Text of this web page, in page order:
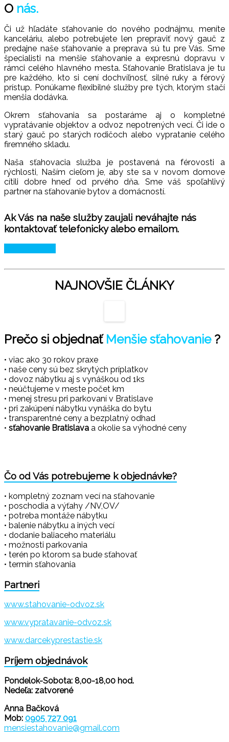
O nás.
Či už hľadáte sťahovanie do nového podnájmu, meníte
kanceláriu, alebo potrebujete len prepraviť nový gauč z
predajne naše sťahovanie a preprava sú tu pre Vás. Sme
špecialisti na menšie sťahovanie a expresnú dopravu v
rámci celého hlavného mesta. Sťahovanie Bratislava je tu
pre každého, kto si cení dochvíľnosť, silné ruky a férový
prístup. Ponúkame flexibilné služby pre tých, ktorým stačí
menšia dodávka.
Okrem sťahovania sa postaráme aj o kompletné
vypratávanie objektov a odvoz nepotrených vecí. Či ide o
starý gauč po starých rodičoch alebo vypratanie celého
firemného skladu.
Naša sťahovacia služba je postavená na férovosti a
rýchlosti, Naším cieľom je, aby ste sa v novom domove
cítili dobre hneď od prvého dňa. Sme váš spoľahlivý
partner na sťahovanie bytov a domácností.
Ak Vás na naše služby zaujali neváhajte nás
kontaktovať telefonicky alebo emailom.
NAJNOVŠIE ČLÁNKY
Prečo si objednať Menšie sťahovanie ?
• viac ako 30 rokov praxe
• naše ceny sú bez skrytých príplatkov
• dovoz nábytku aj s vynáškou od 1ks
• neúčtujeme v meste počet km
• menej stresu pri parkovaní v Bratislave
• pri zakúpení nábytku vynáška do bytu
• transparentné ceny a bezplatný odhad
• sťahovanie Bratislava a okolie sa výhodné ceny
Čo od Vás potrebujeme k objednávke?
• kompletný zoznam vecí na sťahovanie
• poschodia a výťahy /NV,OV/
• potreba montáže nábytku
• balenie nábytku a iných vecí
• dodanie baliaceho materiálu
• možnosti parkovania
• terén po ktorom sa bude sťahovať
• termín sťahovania
Partneri
www.stahovanie-odvoz.sk
www.vypratavanie-odvoz.sk
www.darcekyprestastie.sk
Príjem objednávok
Pondelok-Sobota: 8,00-18,00 hod.
Nedeľa: zatvorené
Anna Bačková
Mob: 0905 727 091
mensiestahovanie@gmail.com